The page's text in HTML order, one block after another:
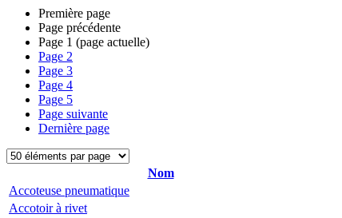
Première page
Page précédente
Page 1 (page actuelle)
Page 2
Page 3
Page 4
Page 5
Page suivante
Dernière page
Nom
Accoteuse pneumatique
Accotoir à rivet